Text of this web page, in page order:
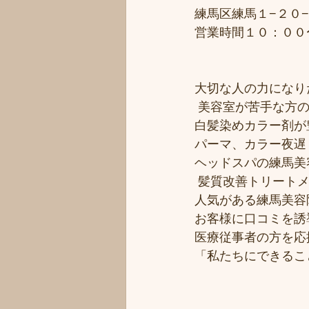
練馬区練馬１−２０
営業時間１０：０
大切な人の力にな
美容室が苦手な方
白髪染めカラー剤
パーマ、カラー夜
ヘッドスパの練馬
髪質改善トリート
人気がある練馬美
お客様に口コミを
医療従事者の方を
「私たちにできる